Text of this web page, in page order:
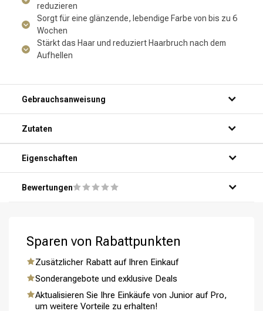
Umformung CombiDeals
reduzieren
Sorgt für eine glänzende, lebendige Farbe von bis zu 6
Wochen
Stärkt das Haar und reduziert Haarbruch nach dem
Aufhellen
Gebrauchsanweisung
Zutaten
Eigenschaften
Bewertungen
Sparen von Rabattpunkten
Zusätzlicher Rabatt auf Ihren Einkauf
Sonderangebote und exklusive Deals
Aktualisieren Sie Ihre Einkäufe von Junior auf Pro,
um weitere Vorteile zu erhalten!